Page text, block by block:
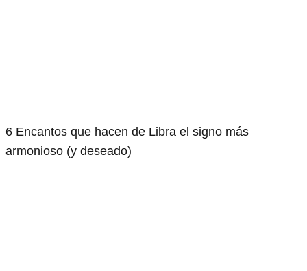
6 Encantos que hacen de Libra el signo más
armonioso (y deseado)